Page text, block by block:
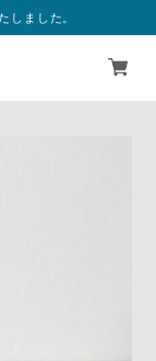
しました。